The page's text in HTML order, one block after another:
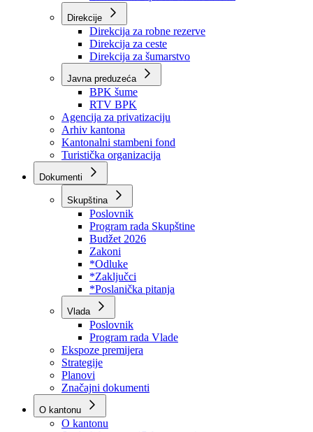
Kantonalna uprava za inspekcijske poslove
Kantonalna uprava civilne zaštite
Direkcije
Direkcija za robne rezerve
Direkcija za ceste
Direkcija za šumarstvo
Javna preduzeća
BPK šume
RTV BPK
Agencija za privatizaciju
Arhiv kantona
Kantonalni stambeni fond
Turistička organizacija
Dokumenti
Skupština
Poslovnik
Program rada Skupštine
Budžet 2026
Zakoni
*Odluke
*Zaključci
*Poslanička pitanja
Vlada
Poslovnik
Program rada Vlade
Ekspoze premijera
Strategije
Planovi
Značajni dokumenti